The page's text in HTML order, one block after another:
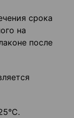
срока
на
после